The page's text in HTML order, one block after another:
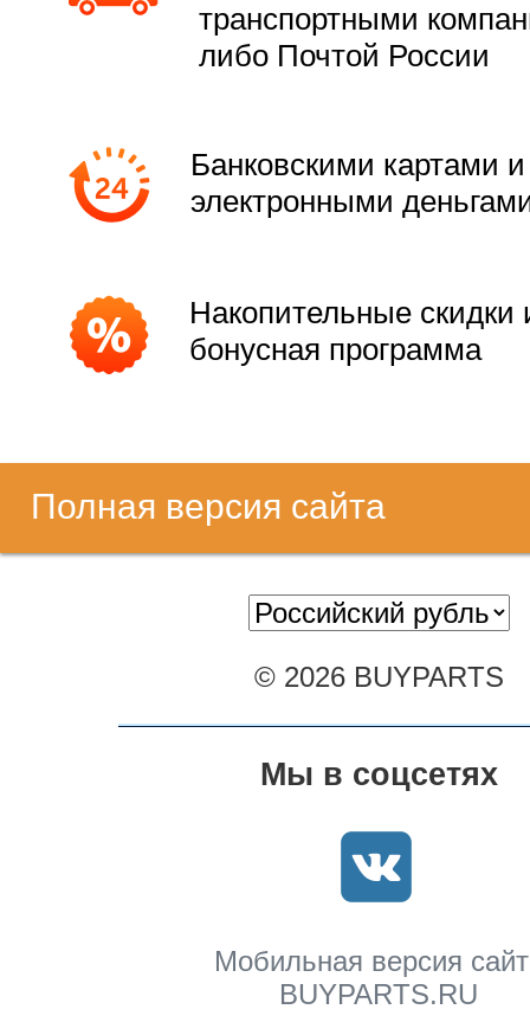
транспортными
либо Почтой России
Банковскими картами и
электронными
Накопительные скидки
бонусная программа
Полная версия сайта
© 2026 BUYPARTS
Мы в соцсетях
Мобильная версия
BUYPARTS.RU